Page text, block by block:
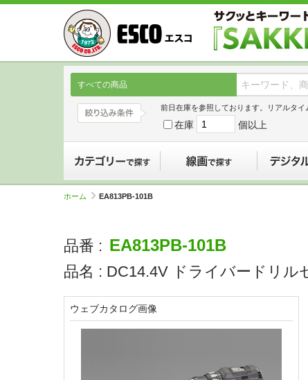
すべての商品
前日在庫を参照しております。リアルタイ
在庫 個以上
ホーム EA813PB-101B
品番 : EA813PB-101B
品名 : DC14.4V ドライバードリル
ウェブカタログ画像